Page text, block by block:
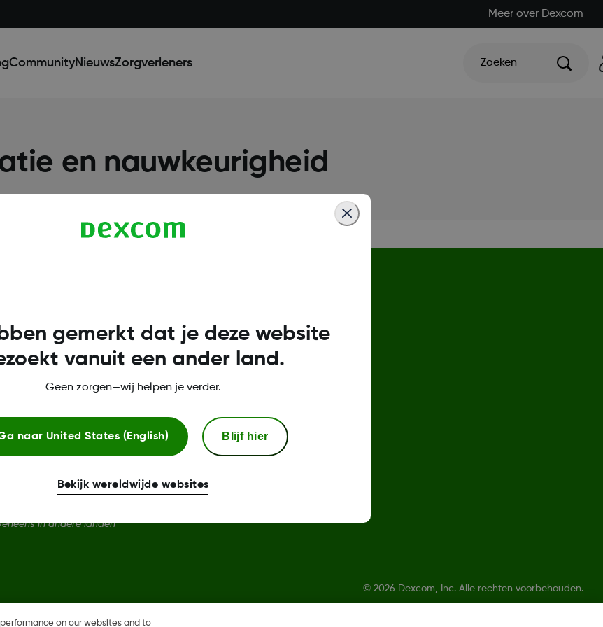
Meer over Dexcom
CommunityNieuwsZorgverleners Zoeken
en nauwkeurigheid
Privacybeleid
Vervangingsbeleid voor sensoren
Share zijn geregistreerde
in andere landen
© 2026 Dexcom, Inc. Alle rechten voorbehouden.
on our websites and to
gemerkt dat je deze website
vanuit een ander land.
Geen zorgen—wij helpen je verder.
naar United States (English) Blijf hier
Bekijk wereldwijde websites